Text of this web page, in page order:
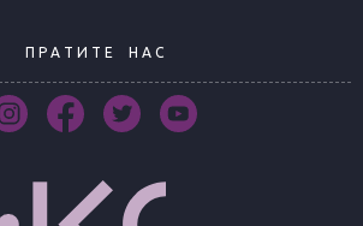
П Р А Т И Т Е Н А С